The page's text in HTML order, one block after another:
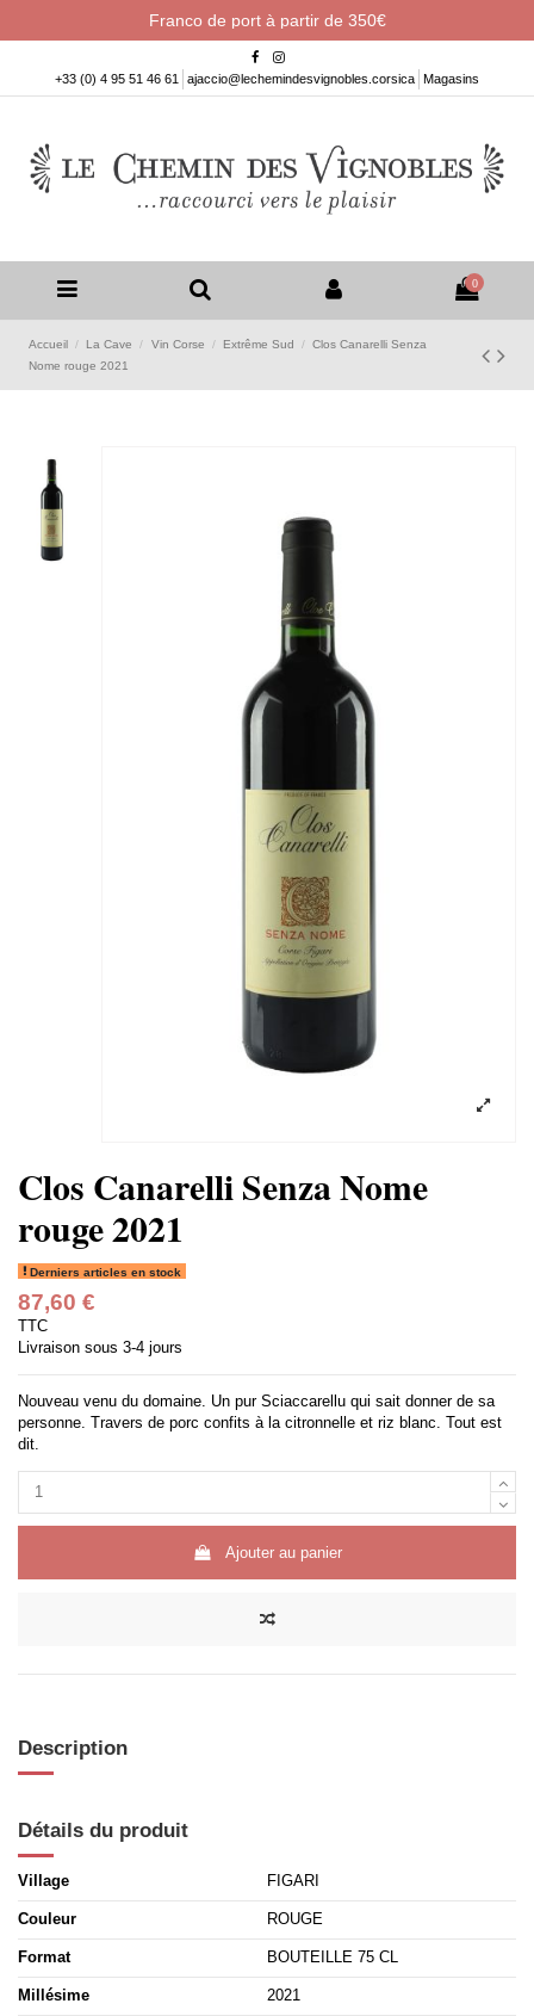
Franco de port à partir de 350€
+33 (0) 4 95 51 46 61 ajaccio@lechemindesvignobles.corsica Magasins
0
Accueil La Cave Vin Corse Extrême Sud
Clos Canarelli Senza
Nome rouge 2021
Clos Canarelli Senza Nome
rouge 2021
Derniers articles en stock
87,60 €
TTC
Livraison sous 3-4 jours
Nouveau venu du domaine. Un pur Sciaccarellu qui sait donner de sa
personne. Travers de porc confits à la citronnelle et riz blanc. Tout est
dit.
Ajouter au panier
Description
Détails du produit
Village FIGARI
Couleur ROUGE
Format BOUTEILLE 75 CL
Millésime 2021